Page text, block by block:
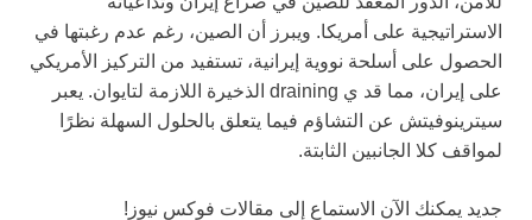
الاستراتيجية على أمريكا. ويبرز أن الصين، رغم عدم رغبتها في
الحصول على أسلحة نووية إيرانية، تستفيد من التركيز الأمريكي
على إيران، مما قد ي draining الذخيرة اللازمة لتايوان. يعبر
سيترينوفيتش عن التشاؤم فيما يتعلق بالحلول السهلة نظرًا
لمواقف كلا الجانبين الثابتة.
جديد يمكنك الآن الاستماع إلى مقالات فوكس نيوز!